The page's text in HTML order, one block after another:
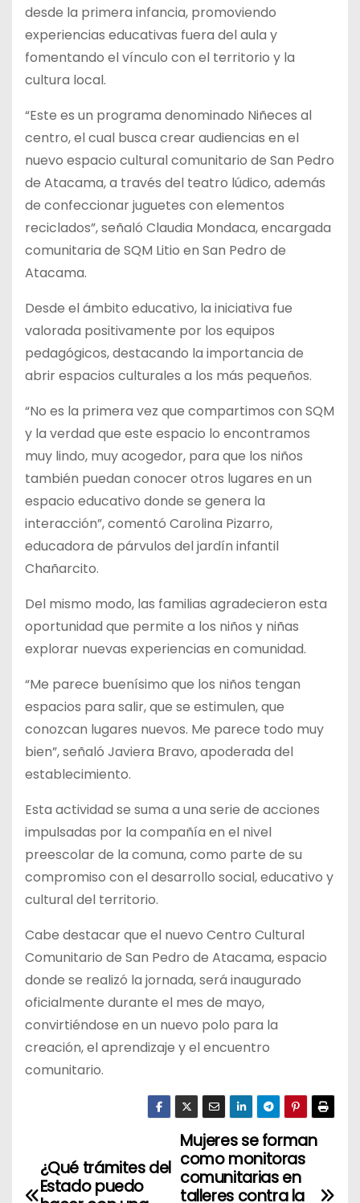
desde la primera infancia, promoviendo
experiencias educativas fuera del aula y
fomentando el vínculo con el territorio y la
cultura local.
“Este es un programa denominado Niñeces al
centro, el cual busca crear audiencias en el
nuevo espacio cultural comunitario de San Pedro
de Atacama, a través del teatro lúdico, además
de confeccionar juguetes con elementos
reciclados”, señaló Claudia Mondaca, encargada
comunitaria de SQM Litio en San Pedro de
Atacama.
Desde el ámbito educativo, la iniciativa fue
valorada positivamente por los equipos
pedagógicos, destacando la importancia de
abrir espacios culturales a los más pequeños.
“No es la primera vez que compartimos con SQM
y la verdad que este espacio lo encontramos
muy lindo, muy acogedor, para que los niños
también puedan conocer otros lugares en un
espacio educativo donde se genera la
interacción”, comentó Carolina Pizarro,
educadora de párvulos del jardín infantil
Chañarcito.
Del mismo modo, las familias agradecieron esta
oportunidad que permite a los niños y niñas
explorar nuevas experiencias en comunidad.
“Me parece buenísimo que los niños tengan
espacios para salir, que se estimulen, que
conozcan lugares nuevos. Me parece todo muy
bien”, señaló Javiera Bravo, apoderada del
establecimiento.
Esta actividad se suma a una serie de acciones
impulsadas por la compañía en el nivel
preescolar de la comuna, como parte de su
compromiso con el desarrollo social, educativo y
cultural del territorio.
Cabe destacar que el nuevo Centro Cultural
Comunitario de San Pedro de Atacama, espacio
donde se realizó la jornada, será inaugurado
oficialmente durante el mes de mayo,
convirtiéndose en un nuevo polo para la
creación, el aprendizaje y el encuentro
comunitario.
Mujeres se forman
como monitoras
comunitarias en
talleres contra la
¿Qué trámites del
Estado puedo